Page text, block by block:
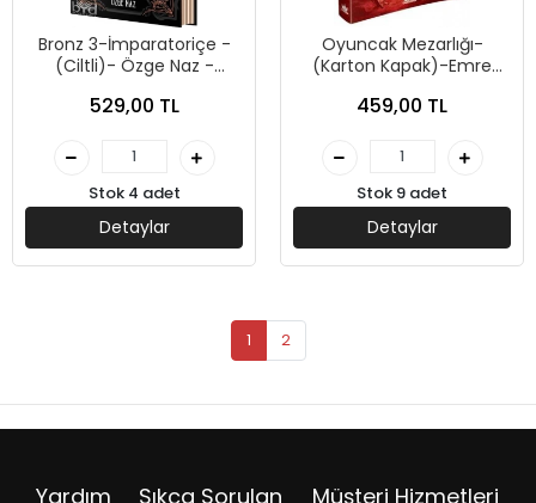
Bronz 3-İmparatoriçe -
(Ciltli)- Özge Naz -
529,00 TL
Stok 4 adet
Detaylar
Oyuncak Mezarlığı-
(Karton Kapak)-Emre
459,00 TL
Stok 9 adet
Detaylar
1 2
Yardım Sıkça Sorulan Müşteri Hizmetleri